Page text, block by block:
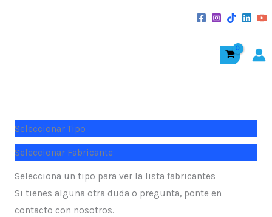
Seleccionar Tipo
Seleccionar Fabricante
Selecciona un tipo para ver la lista fabricantes
Si tienes alguna otra duda o pregunta, ponte en
contacto con nosotros.